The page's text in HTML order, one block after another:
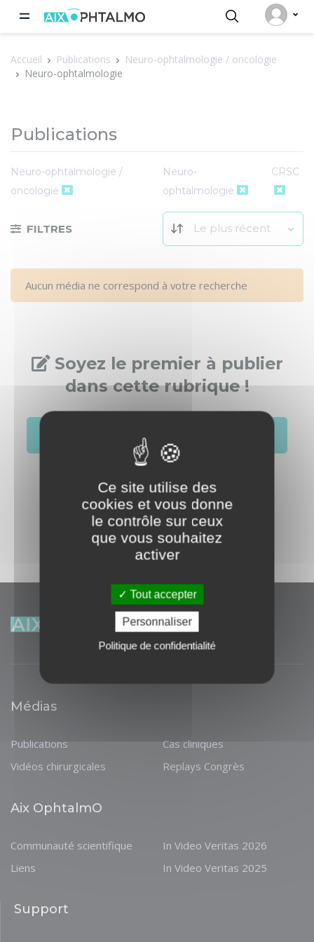
Accueil Publications
Neuro-ophtalmologie / oncologie
Neuro-ophtalmologie
Publications
Neuro-ophtalmologie /
oncologie
Neuro-
ophtalmologie
CRSC
FILTRES Le plus récent
Aucun média ne correspond à votre recherche
Soyez le premier à publier
dans cette rubrique !
Médias
Publications
Vidéos chirurgicales
Cas cliniques
Replays Congrès
Aix OphtalmO
Communauté scientifique
Liens
In Video Veritas 2026
In Video Veritas 2025
Support
Panneau de gestion des cookies
Ce site utilise des
cookies et vous donne
le contrôle sur ceux
que vous souhaitez
activer
Tout accepter
Personnaliser
Politique de confidentialité